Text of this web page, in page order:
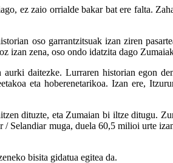
ez zaio orrialde bakar bat ere falta.
oso garrantzitsuak izan ziren
izan zena, oso ondo idatzita dago
daitezke. Lurraren historian egon
eta hoberenetarikoa. Izan ere,
dituzte, eta Zumaian bi iltze ditugu.
muga, duela 60,5 milioi urte
bisita gidatua egitea da.